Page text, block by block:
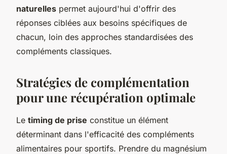
naturelles permet aujourd'hui d'offrir des
réponses ciblées aux besoins spécifiques de
chacun, loin des approches standardisées des
compléments classiques.
Stratégies de complémentation
pour une récupération optimale
Le timing de prise constitue un élément
déterminant dans l'efficacité des compléments
alimentaires pour sportifs. Prendre du magnésium